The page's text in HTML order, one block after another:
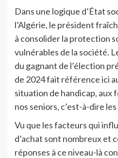
Dans une logique d’État
l’Algérie, le président
à consolider la protection
vulnérables de la société.
du gagnant de l’élection
de 2024 fait référence ici
situation de handicap, aux
nos seniors, c’est-à-dire
Vu que les facteurs qui
d’achat sont nombreux et
réponses à ce niveau-là